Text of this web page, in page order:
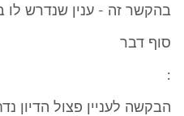
בהקשר זה - ענין שנדרש לו
סוף דבר
:
הבקשה לעניין פצול הדיון